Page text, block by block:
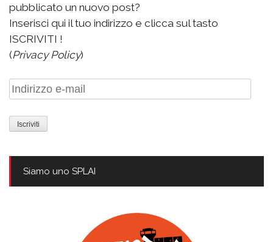
pubblicato un nuovo post?
Inserisci qui il tuo indirizzo e clicca sul tasto
ISCRIVITI !
(Privacy Policy)
Indirizzo
e-
mail
Siamo uno SPLAI